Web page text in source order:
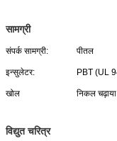
सामग्री
संपर्क सामग्री: पीतल
इन्सुलेटर: PBT (UL
खोल निकल
विद्युत चरित्र